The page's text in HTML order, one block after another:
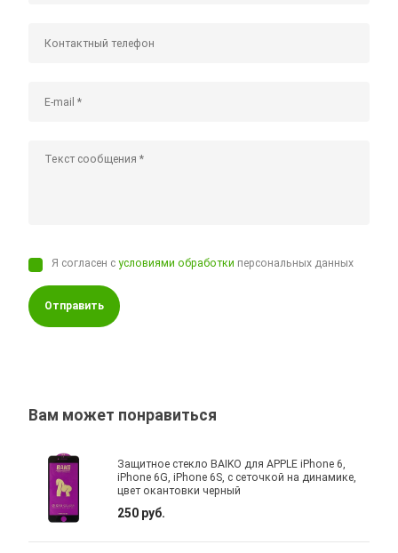
Я согласен сусловиями обработки персональных данных
Отправить
Вам может понравиться
Защитное стекло BAIKO для APPLE iPhone 6,
iPhone 6G, iPhone 6S, с сеточкой на динамике,
цвет окантовки черный
250 руб.